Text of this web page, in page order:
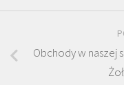
Obchody w naszej